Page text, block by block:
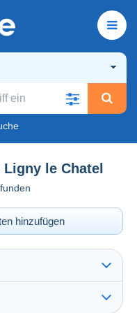
Ligny le Chatel
hinzufügen